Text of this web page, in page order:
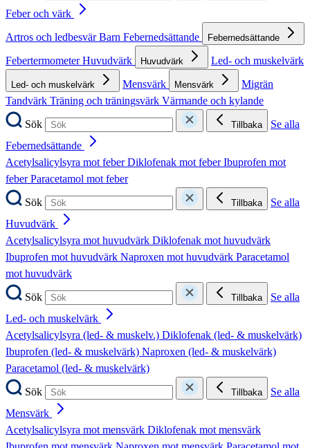
Feber och värk
Artros och ledbesvärBarn Febernedsättande Febernedsättande
FebertermometerHuvudvärk Huvudvärk Led- och muskelvärk
Led- och muskelvärk Mensvärk Mensvärk
Migrän
Tandvärk Träning och träningsvärk Värmande och kylande
Sök
Tillbaka
Se alla
Febernedsättande
Acetylsalicylsyra mot feberDiklofenak mot feberIbuprofen mot
feberParacetamol mot feber
Sök
Tillbaka
Se alla
Huvudvärk
Acetylsalicylsyra mot huvudvärk Diklofenak mot huvudvärk
Ibuprofen mot huvudvärk Naproxen mot huvudvärk Paracetamol
mot huvudvärk
Sök
Tillbaka
Se alla
Led- och muskelvärk
Acetylsalicylsyra (led- & muskelv.) Diklofenak (led- & muskelvärk)
Ibuprofen (led- & muskelvärk) Naproxen (led- & muskelvärk)
Paracetamol (led- & muskelvärk)
Sök
Tillbaka
Se alla
Mensvärk
Acetylsalicylsyra mot mensvärk Diklofenak mot mensvärk